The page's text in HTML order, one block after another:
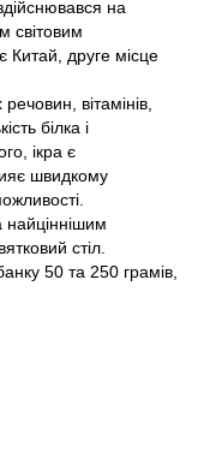
на
світовим
Китай, друге місце
вітамінів,
білка і
ікра є
швидкому
найціннішим
стіл.
50 та 250 грамів,